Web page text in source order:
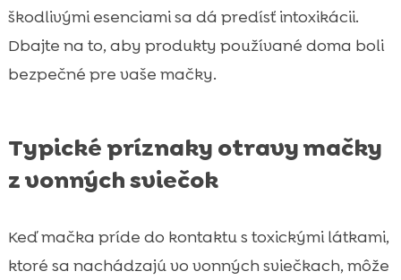
škodlivými esenciami sa dá predísť intoxikácii.
Dbajte na to, aby produkty používané doma boli
bezpečné pre vaše mačky.
Typické príznaky otravy mačky
z vonných sviečok
Keď mačka príde do kontaktu s toxickými látkami,
ktoré sa nachádzajú vo vonných sviečkach, môže